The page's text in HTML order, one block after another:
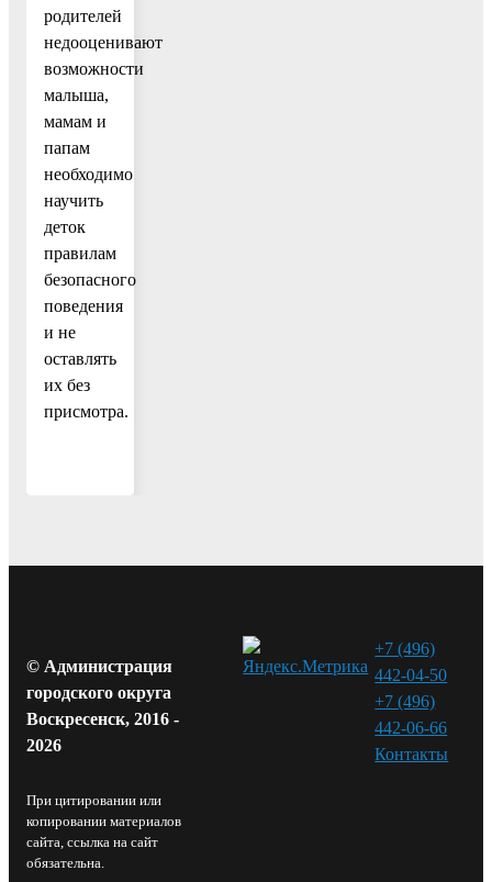
родителей
недооценивают
возможности
малыша,
мамам и
папам
необходимо
научить
деток
правилам
безопасного
поведения
и не
оставлять
их без
присмотра.
© Администрация
городского округа
Воскресенск, 2016 -
2026
При цитировании или
копировании материалов
сайта, ссылка на сайт
обязательна.
+7 (496)
442-04-50
+7 (496)
442-06-66
Контакты⁠